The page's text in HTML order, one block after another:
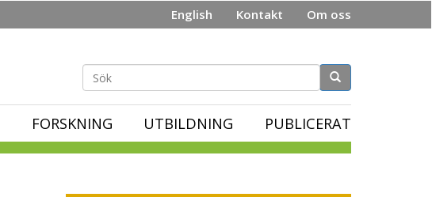
English Kontakt Om oss
Sökformulär
FORSKNING UTBILDNING PUBLICERAT